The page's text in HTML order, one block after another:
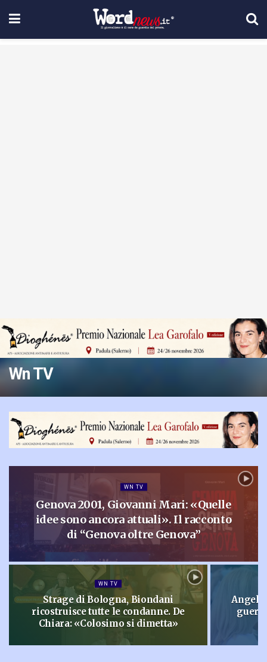
Wn TV
WN TV
Genova 2001, Giovanni Mari: «Quelle
idee sono ancora attuali». Il racconto
di “Genova oltre Genova”
WN TV
Strage di Bologna, Biondani
ricostruisce tutte le condanne. De
Chiara: «Colosimo si dimetta»
Angelo